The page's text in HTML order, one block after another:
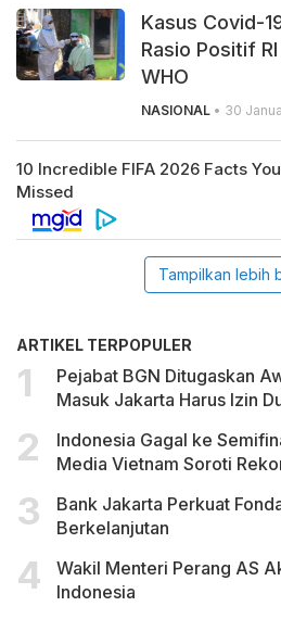
Kasus Covid-
Rasio Positif
WHO
NASIONAL • 30
Tampilkan lebih
ARTIKEL TERPOPULER
Pejabat BGN Ditugaskan
Masuk Jakarta Harus Izin
Indonesia Gagal ke
Media Vietnam Soroti
Bank Jakarta Perkuat
Berkelanjutan
Wakil Menteri Perang AS
Indonesia